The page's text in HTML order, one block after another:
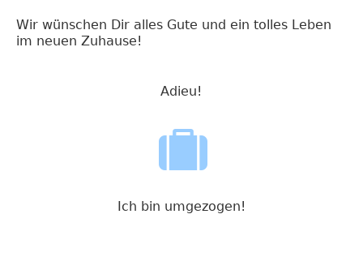
Wir wünschen Dir alles Gute und ein tolles Leben
im neuen Zuhause!
Adieu!
Ich bin umgezogen!